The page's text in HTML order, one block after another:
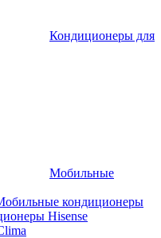
Кондиционеры для
Мобильные
кондиционеры
Hisense